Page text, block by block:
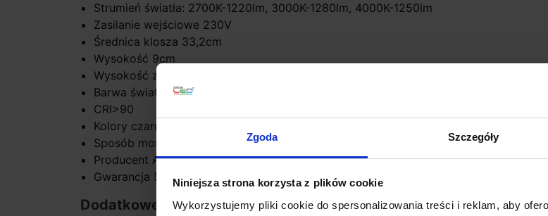
Zgoda Szczegóły
Niniejsza strona korzysta z plików cookie
Wykorzystujemy pliki cookie do spersonalizowania treści i reklam, aby
Strumień światła: 2700K-1220lm, 3000K-1280lm, 4000K-1250lm
Zasilanie wejściowe 230V
Średnica klosza 33,2cm
Wysokość 9cm
Wysokość zwisu max 140cm
Barwa światła 2700K, 3000K - biała ciepła, 4000K - biała neutralna
CRI>90
Kolory czarny, biały, złoty, szary
Sposób montażu sufit
Producent AQform
Gwarancja 5 lat
Dodatkowe informacje: